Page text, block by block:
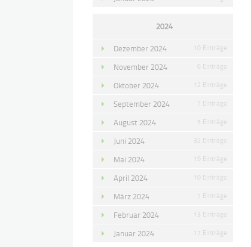
2024
Dezember 2024 10 Einträge
November 2024 6 Einträge
Oktober 2024 12 Einträge
September 2024 7 Einträge
August 2024 5 Einträge
Juni 2024 32 Einträge
Mai 2024 19 Einträge
April 2024 10 Einträge
März 2024 7 Einträge
Februar 2024 13 Einträge
Januar 2024 17 Einträge